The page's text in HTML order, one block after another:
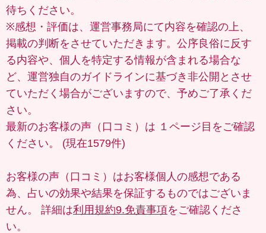
待ちください。
※感想・評価は、運営事務局にて内容を確認の上、
掲載の判断をさせていただきます。公序良俗に反す
る内容や、個人を特定する情報が含まれる場合な
ど、運営独自のガイドラインに基づき非公開とさせ
ていただく場合がございますので、予めご了承くだ
さい。
最新のお客様の声（口コミ）は １ページ目 をご確認
ください。 (現在1579件)
お客様の声（口コミ）はお客様個人の感想である
為、占いの効果や結果を保証するものではございま
せん。 詳細は利用規約9.免責事項をご確認くださ
い。